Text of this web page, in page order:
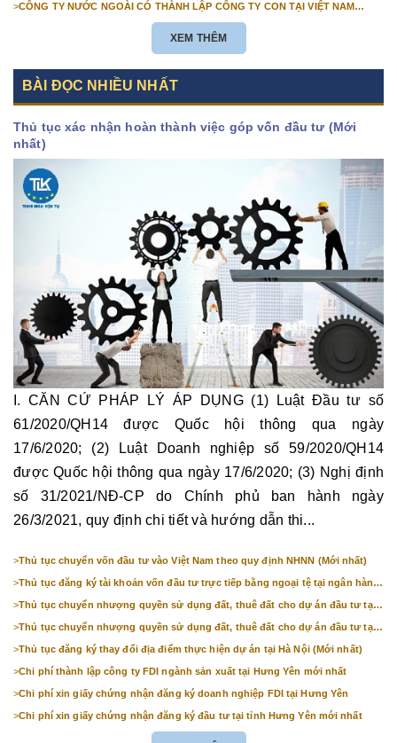
>CÔNG TY NƯỚC NGOÀI CÓ THÀNH LẬP CÔNG TY CON TẠI VIỆT NAM
ĐƯỢC KHÔNG? NHỮNG ĐIỀU KIỆN ĐỂ CÔNG TY NƯỚC NGOÀI THÀNH LẬP
XEM THÊM
BÀI ĐỌC NHIỀU NHẤT
Thủ tục xác nhận hoàn thành việc góp vốn đầu tư (Mới
nhất)
I. CĂN CỨ PHÁP LÝ ÁP DỤNG (1) Luật Đầu tư số
61/2020/QH14 được Quốc hội thông qua ngày
17/6/2020; (2) Luật Doanh nghiệp số 59/2020/QH14
được Quốc hội thông qua ngày 17/6/2020; (3) Nghị định
số 31/2021/NĐ-CP do Chính phủ ban hành ngày
26/3/2021, quy định chi tiết và hướng dẫn thi...
>Thủ tục chuyển vốn đầu tư vào Việt Nam theo quy định NHNN (Mới nhất)
>Thủ tục đăng ký tài khoản vốn đầu tư trực tiếp bằng ngoại tệ tại ngân hàng
>Thủ tục chuyển nhượng quyền sử dụng đất, thuê đất cho dự án đầu tư tại
>Thủ tục chuyển nhượng quyền sử dụng đất, thuê đất cho dự án đầu tư tại
>Thủ tục đăng ký thay đổi địa điểm thực hiện dự án tại Hà Nội (Mới nhất)
>Chi phí thành lập công ty FDI ngành sản xuất tại Hưng Yên mới nhất
>Chi phí xin giấy chứng nhận đăng ký doanh nghiệp FDI tại Hưng Yên
>Chi phí xin giấy chứng nhận đăng ký đầu tư tại tỉnh Hưng Yên mới nhất